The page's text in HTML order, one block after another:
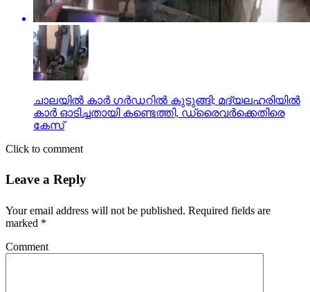
ചാലയിൽ കാർ ഗർഡറിൽ കുടുങ്ങി; മദ്യലഹരിയിൽ
കാർ ഓടിച്ചതായി കണ്ടെത്തി, ഡ്രൈവർക്കെതിരെ
കേസ്
Click to comment
Leave a Reply
Your email address will not be published. Required fields are
marked *
Comment